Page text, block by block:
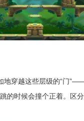
地穿越这些层级的“门
的时候会撞个正着。区